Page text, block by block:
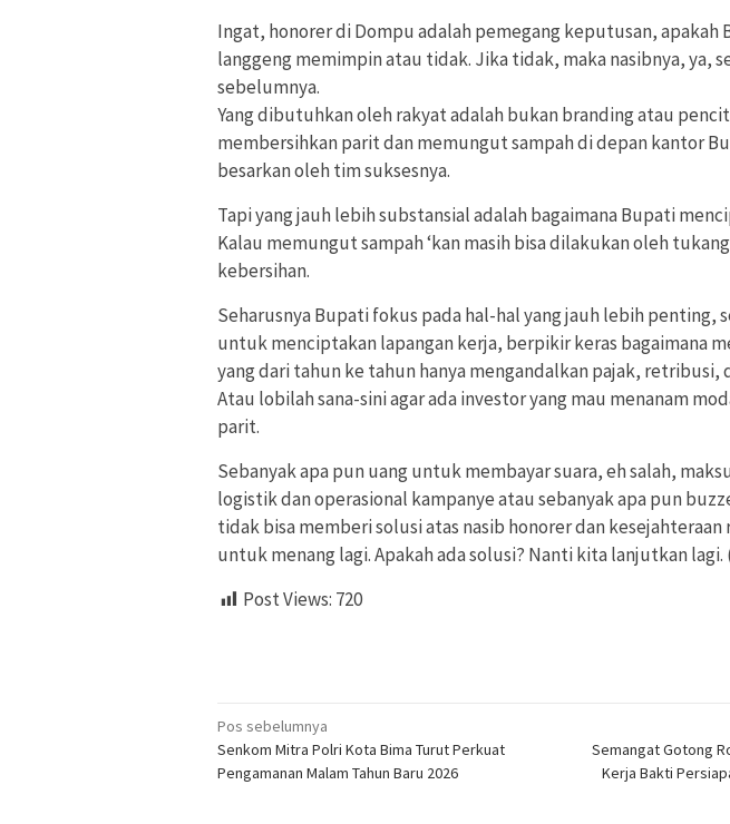
Ingat, honorer di Dompu adalah pemegang keputusan, apakah
langgeng memimpin atau tidak. Jika tidak, maka nasibnya, ya,
sebelumnya.
Yang dibutuhkan oleh rakyat adalah bukan branding atau
membersihkan parit dan memungut sampah di depan kantor
besarkan oleh tim suksesnya.
Tapi yang jauh lebih substansial adalah bagaimana Bupati
Kalau memungut sampah ‘kan masih bisa dilakukan oleh
kebersihan.
Seharusnya Bupati fokus pada hal-hal yang jauh lebih penting,
untuk menciptakan lapangan kerja, berpikir keras bagaimana
yang dari tahun ke tahun hanya mengandalkan pajak, retribusi,
Atau lobilah sana-sini agar ada investor yang mau menanam
parit.
Sebanyak apa pun uang untuk membayar suara, eh salah,
logistik dan operasional kampanye atau sebanyak apa pun
tidak bisa memberi solusi atas nasib honorer dan
untuk menang lagi. Apakah ada solusi? Nanti kita lanjutkan lagi.
Post Views: 720
Navigasi
pos
Pos sebelumnya
Senkom Mitra Polri Kota Bima Turut Perkuat
Pengamanan Malam Tahun Baru 2026
Semangat Gotong
Kerja Bakti